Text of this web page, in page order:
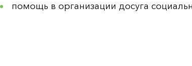
помощь в организации досуга